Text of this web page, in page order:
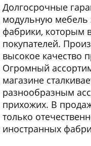
Долгосрочные
модульную мебель
фабрики, которым
покупателей.
высокое качество
Огромный
магазине
разнообразным
прихожих. В
только
иностранных